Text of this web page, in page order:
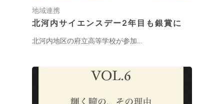
地域連携
北河内サイエンスデー2年目も銀賞に
北河内地区の府立高等学校が参加…